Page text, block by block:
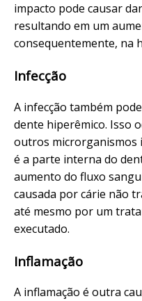
impacto pode causar
resultando em um
consequentemente, na
Infecção
A infecção também
dente hiperêmico. Isso
outros microrganismos
é a parte interna do
aumento do fluxo
causada por cárie não
até mesmo por um
executado.
Inflamação
A inflamação é outra